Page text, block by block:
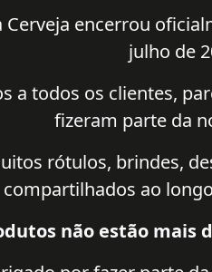
Cerveja encerrou
julho de
a todos os clientes,
fizeram parte da
rótulos, brindes,
compartilhados ao
não estão mais